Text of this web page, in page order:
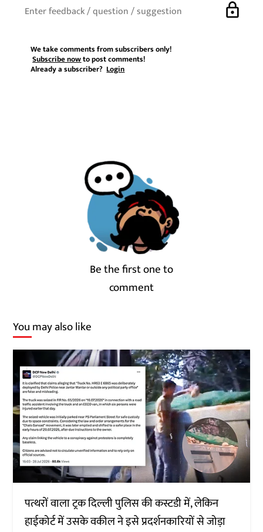
lock
We take comments from subscribers only!
Subscribe nowto post comments!
Already a subscriber?Login
Be the first one to
comment
You may also like
पत्थरों वाला ट्रक दिल्ली पुलिस की कस्टडी में, लेकिन
हाईकोर्ट में उसके वकील ने इसे प्रदर्शनकारियों से जोड़ा